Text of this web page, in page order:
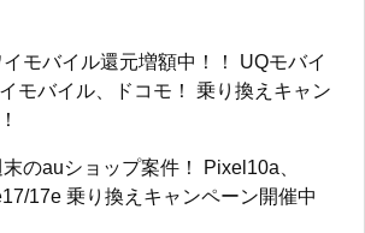
イモバイル還元増額中！！ UQモバイ
モバイル、ドコモ！ 乗り換えキャン
末のauショップ案件！ Pixel10a、
17e 乗り換えキャンペーン開催中